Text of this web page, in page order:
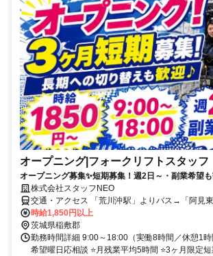
オープニング|フォークリフトスタッフ
オープニング募集✨短期募集！週2日～・副業希望も
株式会社スタッフNEO
交通・アクセス 「荒川沖駅」よりバス→「阿見東
停下車徒歩4分（車・バイク・自転車通勤OK）
時給1,850円以上
茨城県稲敷郡
勤務時間詳細 9:00～18:00（実働8時間／休憩1時
希望曜日応相談 ⭐月残業平均5時間 ⭐3ヶ月限定